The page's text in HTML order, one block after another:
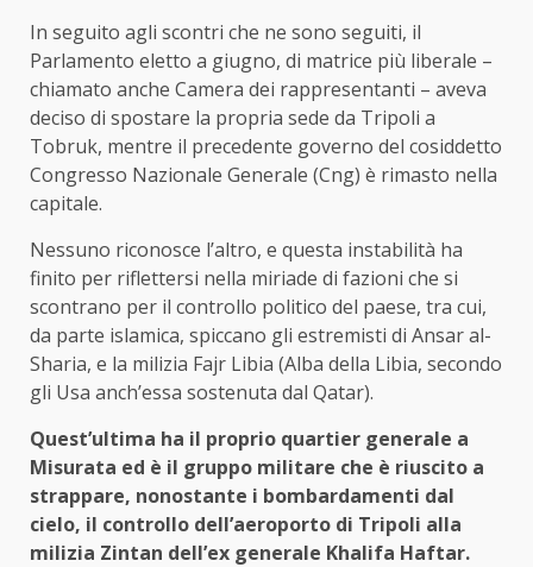
In seguito agli scontri che ne sono seguiti, il
Parlamento eletto a giugno, di matrice più liberale –
chiamato anche Camera dei rappresentanti – aveva
deciso di spostare la propria sede da Tripoli a
Tobruk, mentre il precedente governo del cosiddetto
Congresso Nazionale Generale (Cng) è rimasto nella
capitale.
Nessuno riconosce l’altro, e questa instabilità ha
finito per riflettersi nella miriade di fazioni che si
scontrano per il controllo politico del paese, tra cui,
da parte islamica, spiccano gli estremisti di Ansar al-
Sharia, e la milizia Fajr Libia (Alba della Libia, secondo
gli Usa anch’essa sostenuta dal Qatar).
Quest’ultima ha il proprio quartier generale a
Misurata ed è il gruppo militare che è riuscito a
strappare, nonostante i bombardamenti dal
cielo, il controllo dell’aeroporto di Tripoli alla
milizia Zintan dell’ex generale Khalifa Haftar.